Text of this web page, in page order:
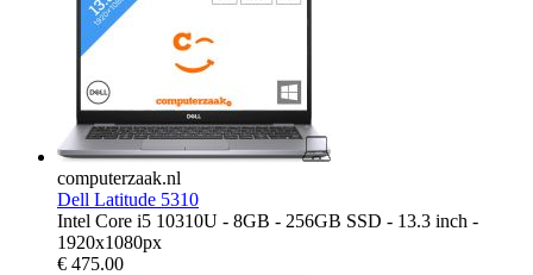
computerzaak.nl
Dell Latitude 5310
Intel Core i5 10310U - 8GB - 256GB SSD - 13.3 inch -
1920x1080px
€ 475.00